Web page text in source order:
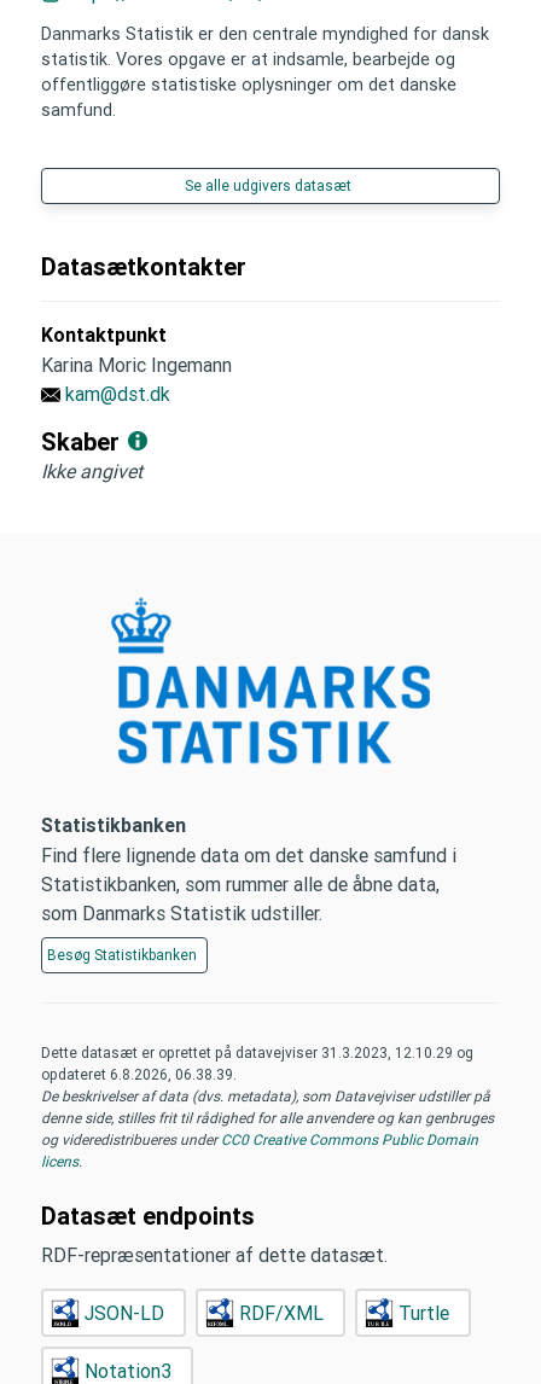
Danmarks Statistik er den centrale myndighed for dansk
statistik. Vores opgave er at indsamle, bearbejde og
offentliggøre statistiske oplysninger om det danske
samfund.
Se alle udgivers datasæt
Datasætkontakter
Kontaktpunkt
Karina Moric Ingemann
kam@dst.dk
Skaber
Ikke angivet
Statistikbanken
Find flere lignende data om det danske samfund i
Statistikbanken, som rummer alle de åbne data,
som Danmarks Statistik udstiller.
Besøg Statistikbanken
Dette datasæt er oprettet på datavejviser 31.3.2023, 12.10.29 og
opdateret 6.8.2026, 06.38.39
De beskrivelser af data (dvs. metadata), som Datavejviser udstiller på
denne side, stilles frit til rådighed for alle anvendere og kan genbruges
og videredistribueres underCC0 Creative Commons Public Domain
licens.
Datasæt endpoints
RDF-repræsentationer af dette datasæt.
JSON-LD RDF/XML Turtle
Notation3